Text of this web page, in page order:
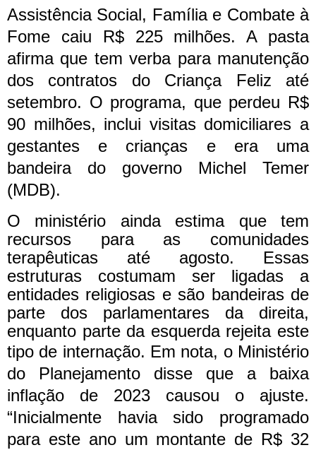
Assistência Social, Família e Combate à
Fome caiu R$ 225 milhões. A pasta
afirma que tem verba para manutenção
dos contratos do Criança Feliz até
setembro. O programa, que perdeu R$
90 milhões, inclui visitas domiciliares a
gestantes e crianças e era uma
bandeira do governo Michel Temer
(MDB).
O ministério ainda estima que tem
recursos para as comunidades
terapêuticas até agosto. Essas
estruturas costumam ser ligadas a
entidades religiosas e são bandeiras de
parte dos parlamentares da direita,
enquanto parte da esquerda rejeita este
tipo de internação. Em nota, o Ministério
do Planejamento disse que a baixa
inflação de 2023 causou o ajuste.
“Inicialmente havia sido programado
para este ano um montante de R$ 32